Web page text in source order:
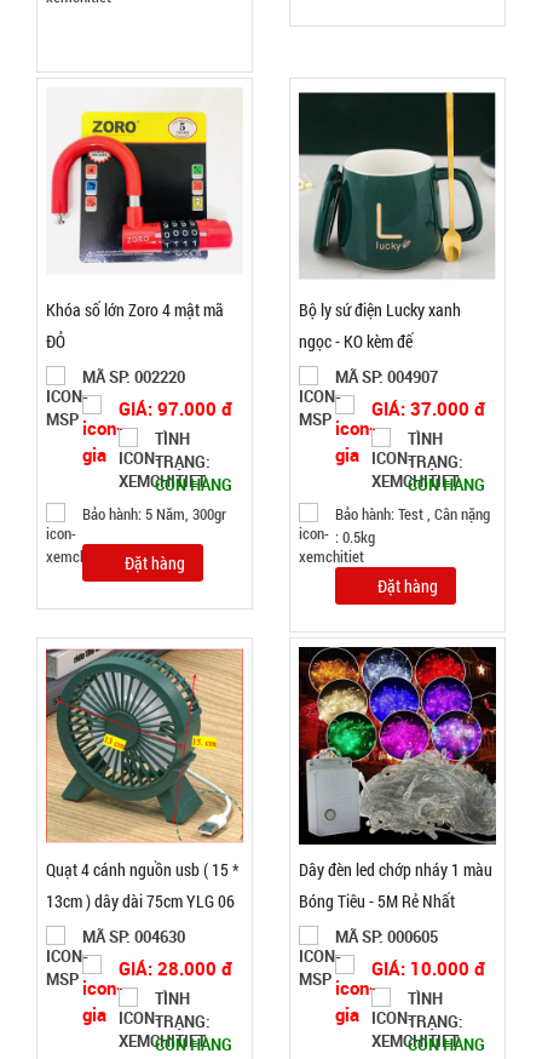
Đặt
Dây chuỗi
Trầm
Hương 108
hạt full hộp
SP:
003378
29.000 đ
TRẠNG:
Đặt
hàng
Máy phun
sương xông
tinh dầu
tạo độ ẩm
Vân Gỗ
Aroma
003021
Khóa số lớn Zoro 4 mật mã
ĐỎ
MÃ SP: 002220
GIÁ: 97.000 đ
TÌNH
TRẠNG:
CÒN HÀNG
Bảo hành: 5 Năm, 300gr
Đặt hàng
Bộ ly sứ điện Lucky xanh
ngọc - KO kèm đế
MÃ SP: 004907
GIÁ: 37.000 đ
TÌNH
TRẠNG:
CÒN HÀNG
Bảo hành: Test , Cân nặng
: 0.5kg
Đặt hàng
Quạt 4 cánh nguồn usb ( 15 *
13cm ) dây dài 75cm YLG 06
MÃ SP: 004630
GIÁ: 28.000 đ
TÌNH
TRẠNG:
CÒN HÀNG
Dây đèn led chớp nháy 1 màu
Bóng Tiêu - 5M Rẻ Nhất
MÃ SP: 000605
GIÁ: 10.000 đ
TÌNH
TRẠNG:
CÒN HÀNG